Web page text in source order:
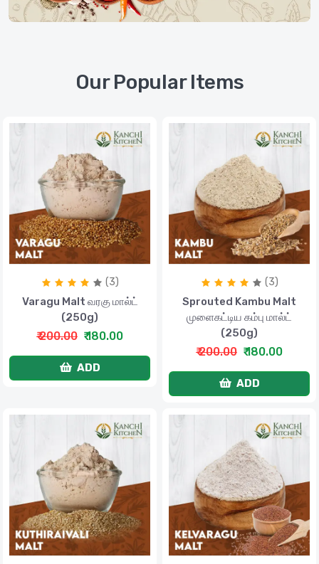
Our Popular Items
(3)
Varagu Malt வரகு மால்ட்
(250g)
₹ 200.00 ₹ 180.00
ADD
(3)
Sprouted Kambu Malt
முளைகட்டிய கம்பு மால்ட்
(250g)
₹ 200.00 ₹ 180.00
ADD